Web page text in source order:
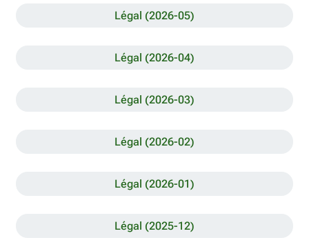
Légal (2026-05)
Légal (2026-04)
Légal (2026-03)
Légal (2026-02)
Légal (2026-01)
Légal (2025-12)